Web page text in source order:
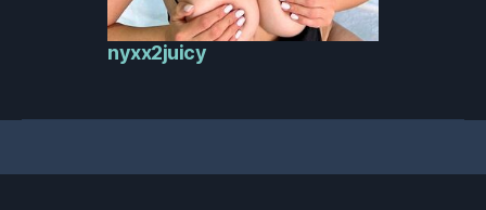
nyxx2juicy